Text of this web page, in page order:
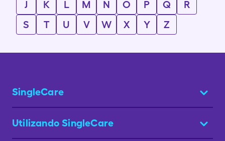
J
K L M N O P Q
R
S
T U V W X Y Z
SingleCare
Utilizando SingleCare